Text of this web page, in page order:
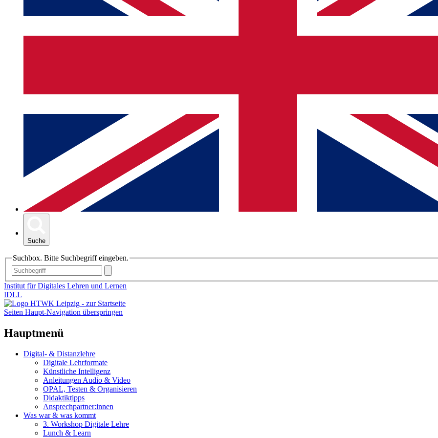
Suche
Suchbox. Bitte Suchbegriff eingeben.
Institut für Digitales Lehren und Lernen
IDLL
Seiten Haupt-Navigation überspringen
Hauptmenü
Digital- & Distanzlehre
Digitale Lehrformate
Künstliche Intelligenz
Anleitungen Audio & Video
OPAL, Testen & Organisieren
Didaktiktipps
Ansprechpartner:innen
Was war & was kommt
3. Workshop Digitale Lehre
Lunch & Learn